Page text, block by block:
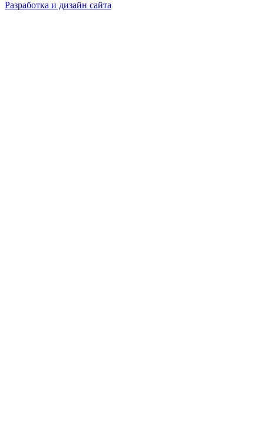
Разработка и дизайн сайта